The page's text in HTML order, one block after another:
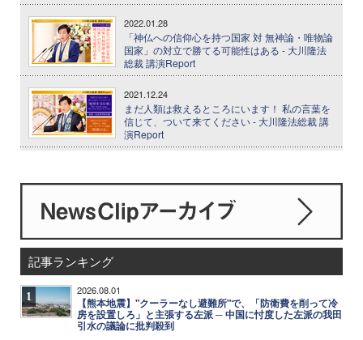
2022.01.28
「神仏への信仰心を持つ国家 対 無神論・唯物論
国家」の対立で勝てる可能性はある - 大川隆法
総裁 講演Report
2021.12.24
まだ人類は救えるところにいます！ 私の言葉を
信じて、ついて来てください - 大川隆法総裁 講
演Report
記事ランキング
1 2026.08.01
【熊本地震】"クーラーなし避難所"で、「防衛費を削って冷
房を設置しろ」と主張する左派 ─ 中国に忖度した左派の我田
引水の議論に批判殺到